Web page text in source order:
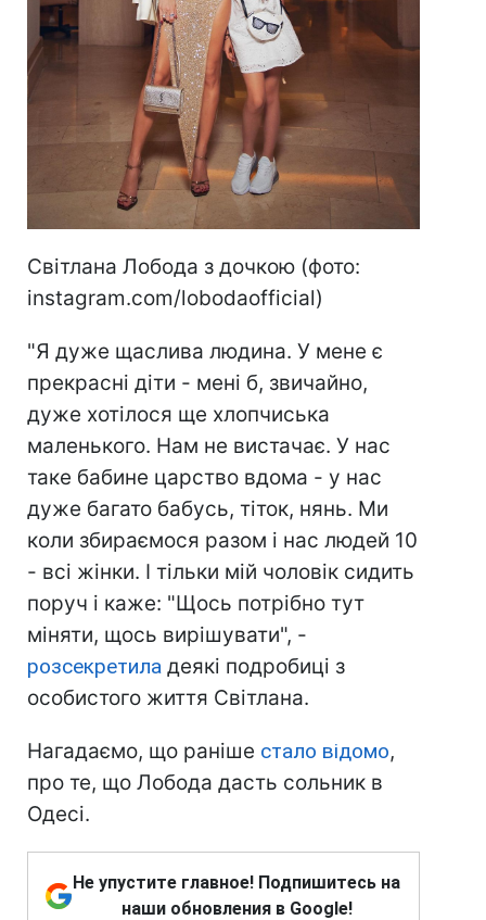
Світлана Лобода з дочкою (фото:
instagram.com/lobodaofficial)
"Я дуже щаслива людина. У мене є
прекрасні діти - мені б, звичайно,
дуже хотілося ще хлопчиська
маленького. Нам не вистачає. У нас
таке бабине царство вдома - у нас
дуже багато бабусь, тіток, нянь. Ми
коли збираємося разом і нас людей 10
- всі жінки. І тільки мій чоловік сидить
поруч і каже: "Щось потрібно тут
міняти, щось вирішувати", -
розсекретила деякі подробиці з
особистого життя Світлана.
Нагадаємо, що раніше стало відомо,
про те, що Лобода дасть сольник в
Одесі.
Не упустите главное! Подпишитесь на
наши обновления в Google!